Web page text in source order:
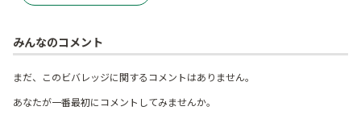
みんなのコメント
まだ、このビバレッジに関するコメントはありません。
あなたが一番最初にコメントしてみませんか。